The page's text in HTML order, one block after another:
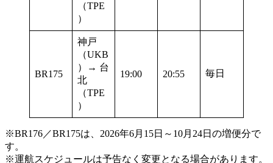
（TPE
）
BR175
神戸
（UKB
）→ 台
北
（TPE
）
19:00 20:55 毎日
※BR176／BR175は、2026年6月15日～10月24日の増便分で
す。
※運航スケジュールは予告なく変更となる場合があります。